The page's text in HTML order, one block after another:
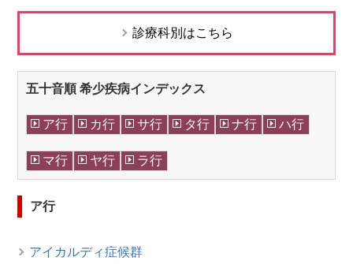
診療科別はこちら
五十音順 希少疾病インデックス
ア行 カ行 サ行 タ行 ナ行 ハ行
マ行 ヤ行 ラ行
ア行
アイカルディ症候群